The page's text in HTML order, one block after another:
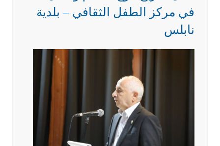
في مركز الطفل الثقافي – بلدية
نابلس